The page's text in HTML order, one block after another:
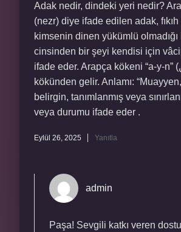
Adak nedir, dindeki yeri nedir?
(nezr) diye ifade edilen adak,
kimsenin dinen yükümlü
cinsinden bir şeyi kendisi için vâcip
ifade eder. Arapça kökeni “a-y-n” (عين)
kökünden gelir. Anlamı:
belirgin, tanımlanmış veya
veya durumu ifade eder .
Eylül 26, 2025 Yanıtla
admin
Paşa! Sevgili katkı veren